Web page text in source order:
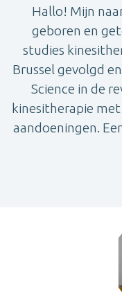
Hallo! Mijn
geboren en
studies
Brussel gevolgd
Science in de
kinesitherapie
aandoeningen.